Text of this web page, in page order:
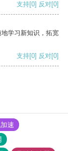
支持[0] 反对[0]
学习新知识，拓宽
支持[0] 反对[0]
速